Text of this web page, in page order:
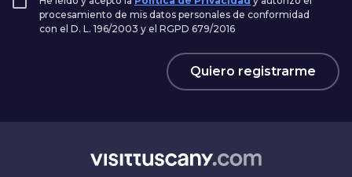
procesamiento de mis datos personales de conformidad
con el D. L. 196/2003 y el RGPD 679/2016
Quiero registrarme